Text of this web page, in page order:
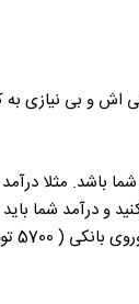
باشد. مثلا
و درآمد شما